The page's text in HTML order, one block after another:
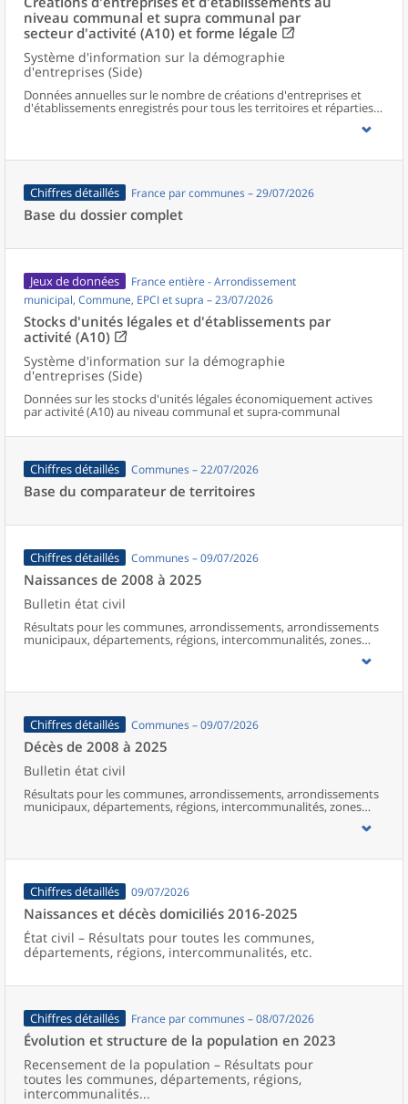
niveau communal et supra communal par
secteur d'activité (A10) et forme légale
Système d'information sur la démographie
d'entreprises (Side)
Données annuelles sur le nombre de créations d'entreprises et
d'établissements enregistrés pour tous les territoires et réparties
selon le secteur d’activité et la forme légale.
Chiffres détaillés France par communes – 29/07/2026
Base du dossier complet
Jeux de données
France entière - Arrondissement
municipal, Commune, EPCI et supra – 23/07/2026
Stocks d'unités légales et d'établissements par
activité (A10)
Système d'information sur la démographie
d'entreprises (Side)
Données sur les stocks d'unités légales économiquement actives
par activité (A10) au niveau communal et supra-communal
Chiffres détaillés Communes – 22/07/2026
Base du comparateur de territoires
Chiffres détaillés Communes – 09/07/2026
Naissances de 2008 à 2025
Bulletin état civil
Résultats pour les communes, arrondissements, arrondissements
municipaux, départements, régions, intercommunalités, zones
d’emploi, bassins de vie, unités urbaines et aires d’attraction des
Chiffres détaillés Communes – 09/07/2026
Décès de 2008 à 2025
Bulletin état civil
Résultats pour les communes, arrondissements, arrondissements
municipaux, départements, régions, intercommunalités, zones
d’emploi, bassins de vie, unités urbaines et aires d’attraction des
Chiffres détaillés 09/07/2026
Naissances et décès domiciliés 2016-2025
État civil – Résultats pour toutes les communes,
départements, régions, intercommunalités, etc.
Chiffres détaillés France par communes – 08/07/2026
Évolution et structure de la population en 2023
Recensement de la population – Résultats pour
toutes les communes, départements, régions,
intercommunalités...